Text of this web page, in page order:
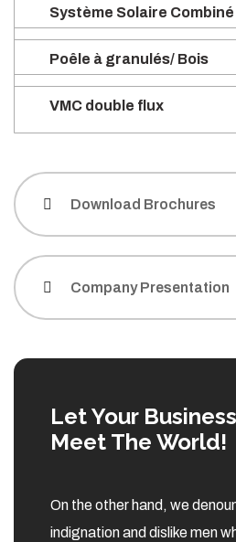
Système Solaire Combiné
Poêle à granulés/ Bois
VMC double flux
Download Brochures
Company Presentation
Let Your
Meet The World!
On the other hand, we
indignation and dislike men